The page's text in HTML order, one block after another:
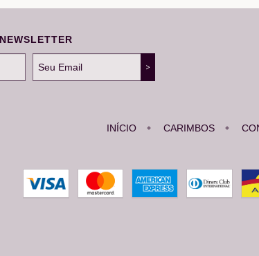
NEWSLETTER
INÍCIO CARIMBOS